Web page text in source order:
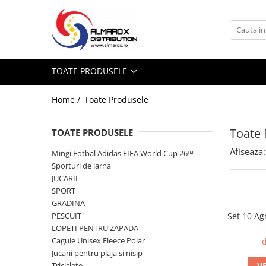
Toate Produsele
Aparat de facut Bulgari
Disc-uri Derdelus
Planse Derdelus
Jucarii interior
Jucarii exterior
Pistoale cu Apa
TOATE PRODUSELE
Home / Toate Produsele
Toate
TOATE PRODUSELE
Mingi Fotbal Adidas FIFA World Cup 26™
Sporturi de iarna
JUCARII
SPORT
GRADINA
PESCUIT
LOPETI PENTRU ZAPADA
Cagule Unisex Fleece Polar
Jucarii pentru plaja si nisip
Afiseaza:
Set 10